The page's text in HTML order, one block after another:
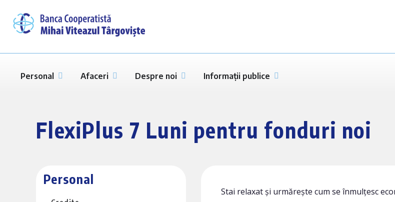
Personal Afaceri Despre noi Informații publice
FlexiPlus 7 Luni pentru fonduri noi
Personal
Stai relaxat și urmărește cum se înmulțesc